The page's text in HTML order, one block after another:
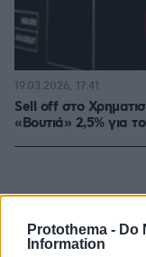
Protothema - Do
Information
Sell off στο
«Βουτιά» 2,5% για
19.03.2026, 17:41
ΡΟΗ
Ειδήσεις